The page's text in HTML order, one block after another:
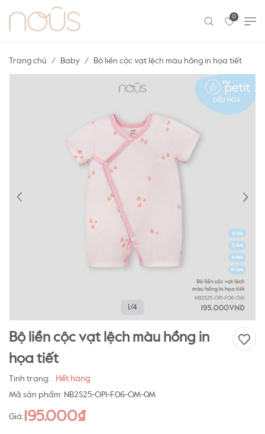
0
Trang chủ Baby Bộ liền cộc vạt lệch màu hồng in họa tiết
1/4
Bộ liền cộc vạt lệch màu hồng in
họa tiết
Tình trạng:
Hết hàng
Mã sản phẩm: NB2S25-OP1-F06-OM-0M
Giá: 195.000₫